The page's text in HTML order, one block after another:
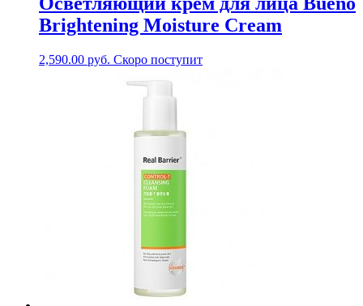
Brightening Moisture Cream
2,590.00 руб. Скоро поступит